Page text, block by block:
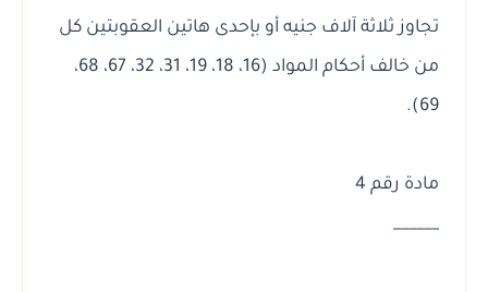
تجاوز ثلاثة آلاف جنيه أو بإحدى هاتين العقوبتين كل
من خالف أحكام المواد (16، 18، 19، 31، 32، 67، 68،
69).
مادة رقم 4
______